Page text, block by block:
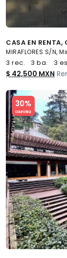
CASA EN
MIRAFLORES S/N,
3 rec. 3 ba. 3
$ 42,500 MXN
30%
COMPATIBLE
Slide 1 of 5